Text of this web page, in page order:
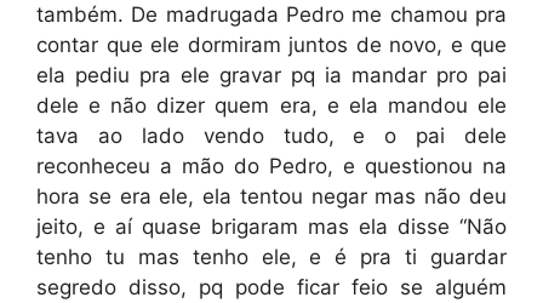
também. De madrugada Pedro me chamou pra
contar que ele dormiram juntos de novo, e que
ela pediu pra ele gravar pq ia mandar pro pai
dele e não dizer quem era, e ela mandou ele
tava ao lado vendo tudo, e o pai dele
reconheceu a mão do Pedro, e questionou na
hora se era ele, ela tentou negar mas não deu
jeito, e aí quase brigaram mas ela disse “Não
tenho tu mas tenho ele, e é pra ti guardar
segredo disso, pq pode ficar feio se alguém